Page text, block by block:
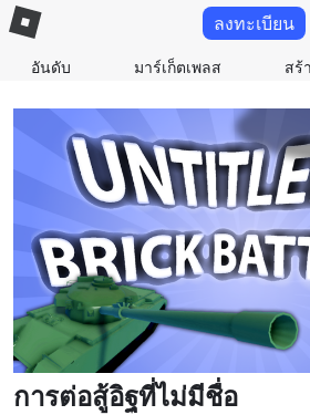
อันดับ มาร์เก็ตเพลส สร้
ลงทะเบียน
การต่อสู้อิฐที่ไม่มีชื่อ